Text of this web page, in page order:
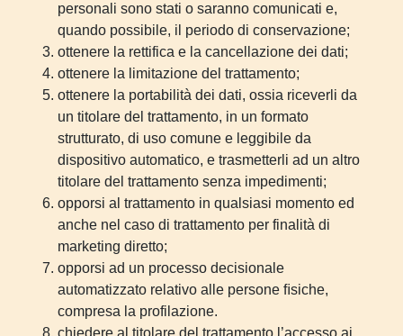
personali sono stati o saranno comunicati e,
quando possibile, il periodo di conservazione;
ottenere la rettifica e la cancellazione dei dati;
ottenere la limitazione del trattamento;
ottenere la portabilità dei dati, ossia riceverli da
un titolare del trattamento, in un formato
strutturato, di uso comune e leggibile da
dispositivo automatico, e trasmetterli ad un altro
titolare del trattamento senza impedimenti;
opporsi al trattamento in qualsiasi momento ed
anche nel caso di trattamento per finalità di
marketing diretto;
opporsi ad un processo decisionale
automatizzato relativo alle persone ﬁsiche,
compresa la profilazione.
chiedere al titolare del trattamento l’accesso ai